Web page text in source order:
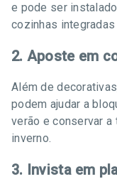
e pode ser
cozinhas
2. Aposte em
Além de
podem ajudar a
verão e conservar a
inverno.
3. Invista em